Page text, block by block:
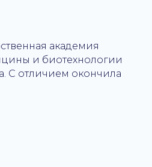
академия
и биотехнологии
С отличием окончила